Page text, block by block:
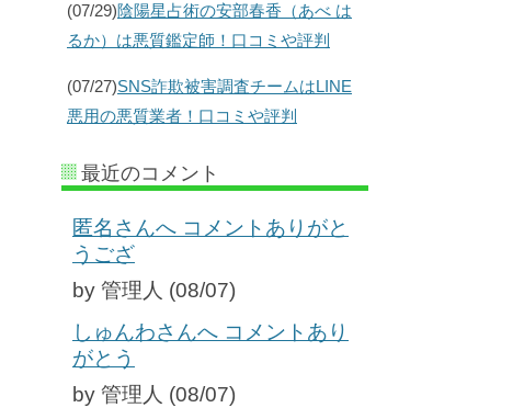
(07/29)陰陽星占術の安部春香（あべ は
るか）は悪質鑑定師！口コミや評判
(07/27)SNS詐欺被害調査チームはLINE
悪用の悪質業者！口コミや評判
最近のコメント
匿名さんへ コメントありがと
うござ
by 管理人 (08/07)
しゅんわさんへ コメントあり
がとう
by 管理人 (08/07)